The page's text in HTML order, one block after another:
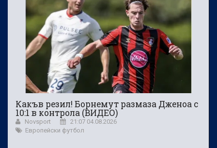
Какъв резил! Борнемут размаза Дженоа с
10:1 в контрола (ВИДЕО)
Novsport
21:07 04.08.2026
Европейски футбол